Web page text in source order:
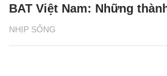
NHỊP SỐNG
BAT Việt Nam: Những